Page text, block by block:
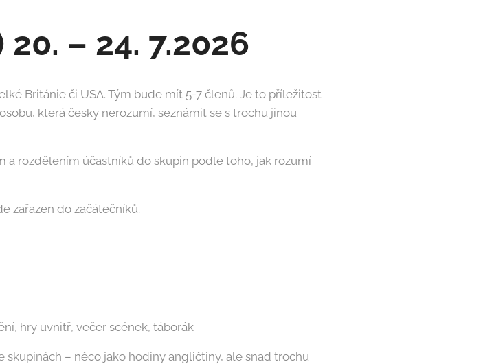
– 24. 7.2026
Británie či USA. Tým bude mít 5-7 členů. Je to příležitost
která česky nerozumí, seznámit se s trochu jinou
a rozdělením účastníků do skupin podle toho, jak rozumí
zařazen do začátečníků.
hry uvnitř, večer scének, táborák
skupinách – něco jako hodiny angličtiny, ale snad trochu